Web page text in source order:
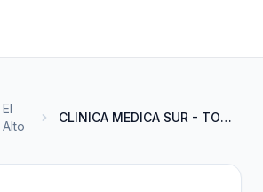
El
Alto
CLINICA MEDICA SUR - TOMOCENTR...